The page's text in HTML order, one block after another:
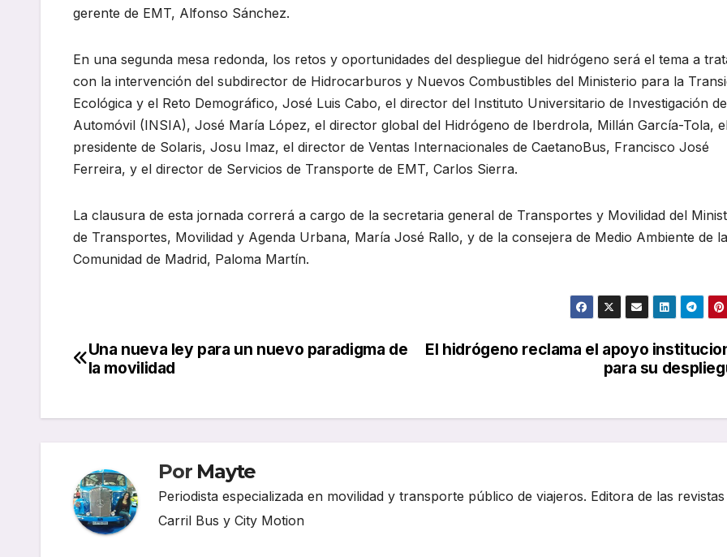
gerente de EMT, Alfonso Sánchez.
En una segunda mesa redonda, los retos y oportunidades del despliegue del hidrógeno será el tema a
con la intervención del subdirector de Hidrocarburos y Nuevos Combustibles del Ministerio para la
Ecológica y el Reto Demográfico, José Luis Cabo, el director del Instituto Universitario de Investigación
Automóvil (INSIA), José María López, el director global del Hidrógeno de Iberdrola, Millán García-Tola,
presidente de Solaris, Josu Imaz, el director de Ventas Internacionales de CaetanoBus, Francisco José
Ferreira, y el director de Servicios de Transporte de EMT, Carlos Sierra.
La clausura de esta jornada correrá a cargo de la secretaria general de Transportes y Movilidad del
de Transportes, Movilidad y Agenda Urbana, María José Rallo, y de la consejera de Medio Ambiente de la
Comunidad de Madrid, Paloma Martín.
Navegación
entradas
El hidrógeno reclama el apoyo
para su
Una nueva ley para un nuevo paradigma de
la movilidad
Por Mayte
Periodista especializada en movilidad y transporte público de viajeros. Editora de las revistas
Carril Bus y City Motion